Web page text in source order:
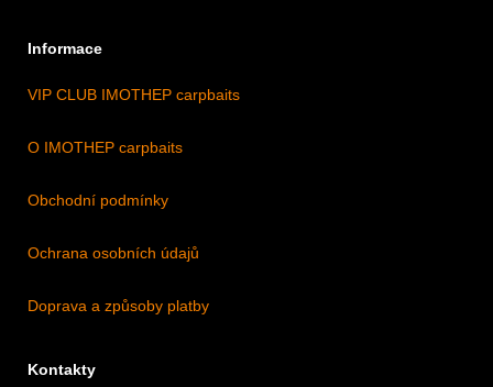
Informace
VIP CLUB IMOTHEP carpbaits
O IMOTHEP carpbaits
Obchodní podmínky
Ochrana osobních údajů
Doprava a způsoby platby
Kontakty